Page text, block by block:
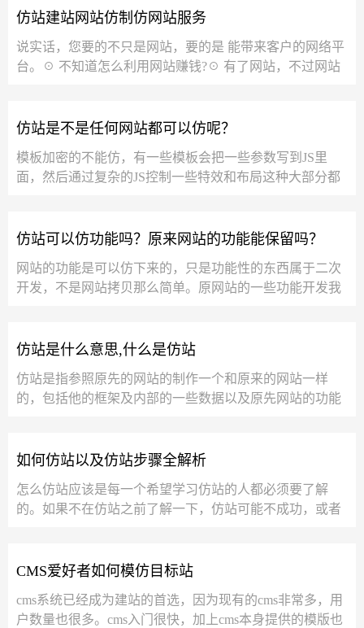
仿站建站网站仿制仿网站服务
说实话，您要的不只是网站，要的是 能带来客户的网络平
台。☉ 不知道怎么利用网站赚钱?☉ 有了网站，不过网站
仿站是不是任何网站都可以仿呢？
模板加密的不能仿，有一些模板会把一些参数写到JS里
面，然后通过复杂的JS控制一些特效和布局这种大部分都
仿站可以仿功能吗？原来网站的功能能保留吗？
网站的功能是可以仿下来的，只是功能性的东西属于二次
开发，不是网站拷贝那么简单。原网站的一些功能开发我
仿站是什么意思,什么是仿站
仿站是指参照原先的网站的制作一个和原来的网站一样
的，包括他的框架及内部的一些数据以及原先网站的功能
如何仿站以及仿站步骤全解析
怎么仿站应该是每一个希望学习仿站的人都必须要了解
的。如果不在仿站之前了解一下，仿站可能不成功，或者
CMS爱好者如何模仿目标站
cms系统已经成为建站的首选，因为现有的cms非常多，用
户数量也很多。cms入门很快，加上cms本身提供的模版也